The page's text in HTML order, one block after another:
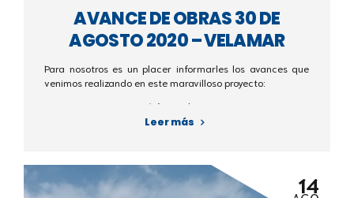
AVANCE DE OBRAS 30 DE
AGOSTO 2020 – VELAMAR
Para nosotros es un placer informarles los avances que
venimos realizando en este maravilloso proyecto:
- Pórtico de acceso
- Vía principal
Leer más
14